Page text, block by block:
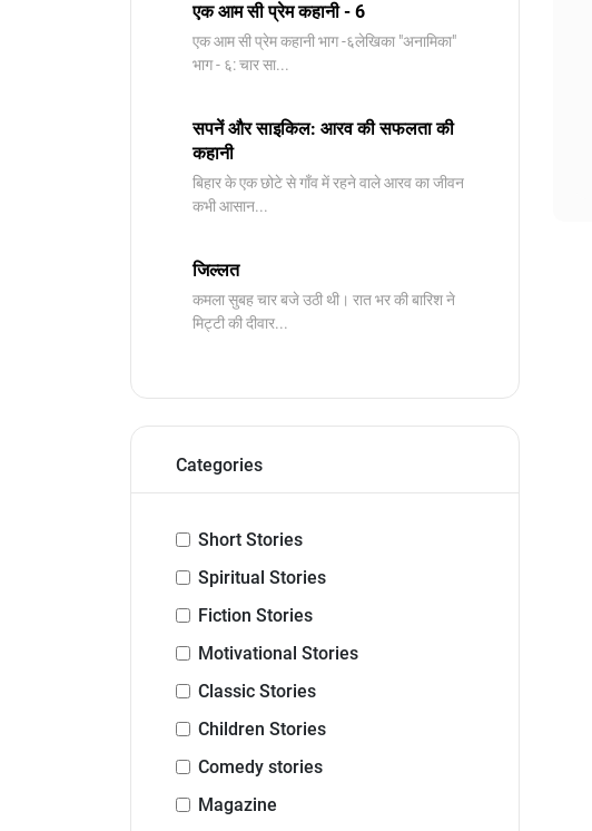
एक आम सी प्रेम कहानी - 6
​एक आम सी प्रेम कहानी भाग -६लेखिका "अनामिका"
भाग - ६: चार सा...
सपनें और साइकिल: आरव की सफलता की
कहानी
बिहार के एक छोटे से गाँव में रहने वाले आरव का जीवन
कभी आसान...
जिल्लत
कमला सुबह चार बजे उठी थी। रात भर की बारिश ने
मिट्टी की दीवार...
Categories
Short Stories
Spiritual Stories
Fiction Stories
Motivational Stories
Classic Stories
Children Stories
Comedy stories
Magazine